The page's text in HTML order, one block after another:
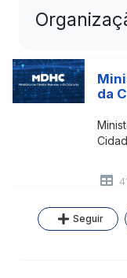
da
Seguir